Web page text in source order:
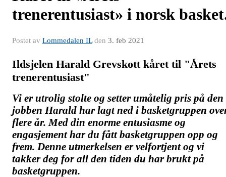
trenerentusiast» i norsk
Postet av Lommedalen ILden 3. feb 2021
Ildsjelen Harald Grevskott kåret til "Årets
trenerentusiast"
Vi er utrolig stolte og setter umåtelig pris på den
jobben Harald har lagt ned i basketgruppen
flere år. Med din enorme entusiasme og
engasjement har du fått basketgruppen opp og
frem. Denne utmerkelsen er velfortjent og vi
takker deg for all den tiden du har brukt på
basketgruppen.